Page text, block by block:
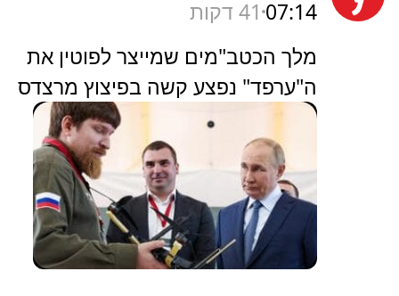
07:14 41 דקות
מלך הכטב"מים שמייצר לפוטין את
ה"ערפד" נפצע קשה בפיצוץ מרצדס